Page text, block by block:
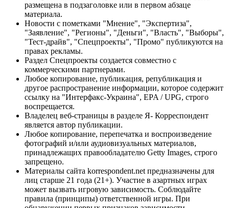
размещена в подзаголовке или в первом абзаце
материала.
Новости с пометками "Мнение", "Экспертиза",
"Заявление", "Регионы", "Деньги", "Власть", "Выборы",
"Тест-драйв", "Спецпроекты", "Промо" публикуются на
правах рекламы.
Раздел Спецпроекты создается совместно с
коммерческими партнерами.
Любое копирование, публикация, републикация и
другое распространение информации, которое содержит
ссылку на "Интерфакс-Украина", EPA / UPG, строго
воспрещается.
Владелец веб-страницы в разделе Я- Корреспондент
является автор публикации.
Любое копирование, перепечатка и воспроизведение
фотографий и/или аудиовизуальных материалов,
принадлежащих правообладателю Getty Images, строго
запрещено.
Материалы сайта korrespondent.net предназначены для
лиц старше 21 года (21+). Участие в азартных играх
может вызвать игровую зависимость. Соблюдайте
правила (принципы) ответственной игры. При